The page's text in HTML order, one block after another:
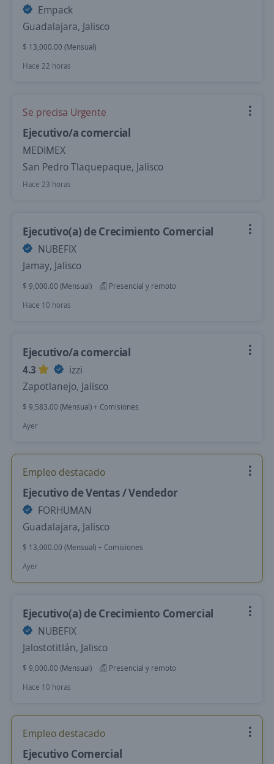
Empack
Guadalajara, Jalisco
$ 13,000.00 (Mensual)
Hace 22 horas
Se precisa Urgente
Ejecutivo/a comercial
MEDIMEX
San Pedro Tlaquepaque, Jalisco
Hace 23 horas
Ejecutivo(a) de Crecimiento Comercial
NUBEFIX
Jamay, Jalisco
$ 9,000.00 (Mensual)
Presencial y remoto
Hace 10 horas
Ejecutivo/a comercial
4.3
izzi
Zapotlanejo, Jalisco
$ 9,583.00 (Mensual) + Comisiones
Ayer
Empleo destacado
Ejecutivo de Ventas / Vendedor
FORHUMAN
Guadalajara, Jalisco
$ 13,000.00 (Mensual) + Comisiones
Ayer
Ejecutivo(a) de Crecimiento Comercial
NUBEFIX
Jalostotitlán, Jalisco
$ 9,000.00 (Mensual)
Presencial y remoto
Hace 10 horas
Empleo destacado
Ejecutivo Comercial